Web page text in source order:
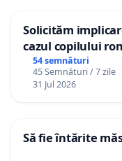
Solicităm
cazul copilului
Gheorghe, aflat
12 ani
54 semnături
45 Semnături / 7 zile
31 Jul 2026
Să fie întărite